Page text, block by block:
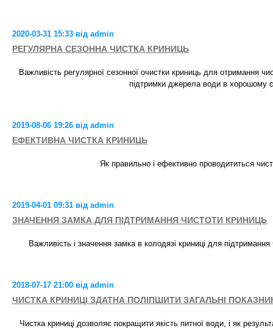
2020-03-31 15:33 від admin
РЕГУЛЯРНА СЕЗОННА ЧИСТКА КРИНИЦЬ
Важливість регулярної сезонної очистки криниць для отримання
підтримки джерела води в хорошому
2019-08-06 19:26 від admin
ЕФЕКТИВНА ЧИСТКА КРИНИЦЬ
Як правильно і ефективно проводититься
2019-04-01 09:31 від admin
ЗНАЧЕННЯ ЗАМКА ДЛЯ ПІДТРИМАННЯ ЧИСТОТИ КРИНИЦЬ
Важливість і значення замка в колодязі криниці для
2018-07-17 21:00 від admin
ЧИСТКА КРИНИЦІ ЗДАТНА ПОЛІПШИТИ ЗАГАЛЬНІ
Чистка криниці дозволяє покращити якість питної води, і як